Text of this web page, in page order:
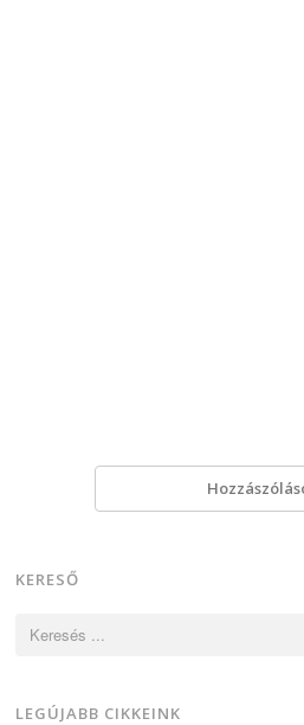
KERESŐ
LEGÚJABB CIKKEINK